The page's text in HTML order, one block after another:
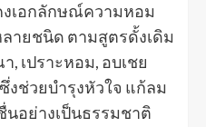
เอกลักษณ์ความหอม
ายชนิด ตามสูตรดั้งเดิม
, เปราะหอม, อบเชย
ช่วยบำรุงหัวใจ แก้ลม
นอย่างเป็นธรรมชาติ